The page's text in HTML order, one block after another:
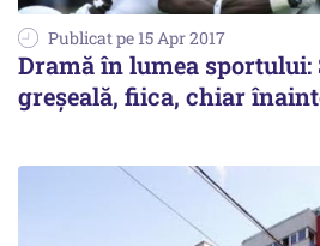
Publicat pe 15 Apr 2017
Dramă în lumea
greșeală, fiica, chiar